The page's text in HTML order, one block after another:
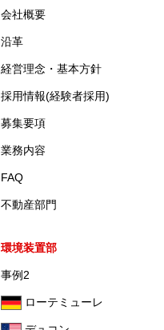
会社概要
沿革
経営理念・基本方針
採用情報(経験者採用)
募集要項
業務内容
FAQ
不動産部門
環境装置部
事例2
ローテミューレ